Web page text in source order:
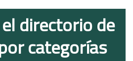
directorio de
categorías